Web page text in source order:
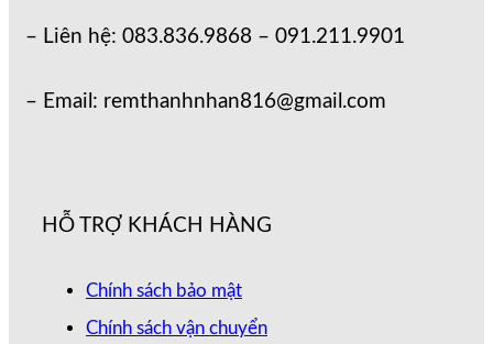
– Liên hệ: 083.836.9868 – 091.211.9901
– Email: remthanhnhan816@gmail.com
HỖ TRỢ KHÁCH HÀNG
Chính sách bảo mật
Chính sách vận chuyển